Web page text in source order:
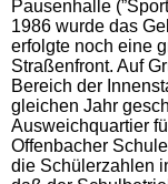
Pausenhalle
1986 wurde das
erfolgte noch eine
Straßenfront. Auf
Bereich der
gleichen Jahr
Ausweichquartier
Offenbacher
die Schülerzahlen